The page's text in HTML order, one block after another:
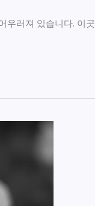
우러져 있습니다. 이